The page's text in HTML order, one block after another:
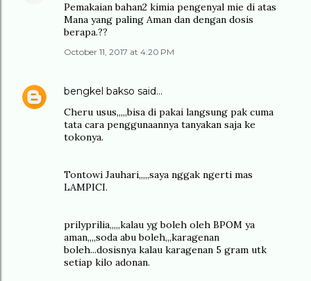
Pemakaian bahan2 kimia pengenyal mie di atas
Mana yang paling Aman dan dengan dosis
berapa.??
October 11, 2017 at 4:20 PM
bengkel bakso said…
Cheru usus,,,,,bisa di pakai langsung pak cuma
tata cara penggunaannya tanyakan saja ke
tokonya.
Tontowi Jauhari,,,,,saya nggak ngerti mas
LAMPICI.
prilyprilia,,,,,kalau yg boleh oleh BPOM ya
aman,,,,soda abu boleh,,,karagenan
boleh...dosisnya kalau karagenan 5 gram utk
setiap kilo adonan.